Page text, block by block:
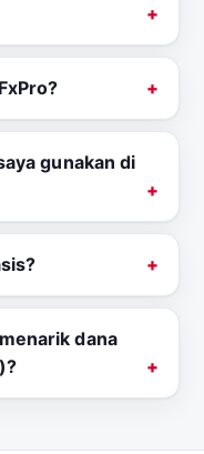
gunakan di
dana